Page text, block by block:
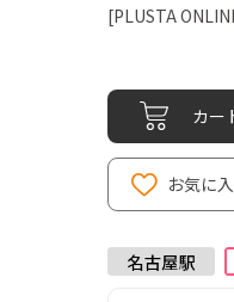
[PLUSTA
カー
お気に